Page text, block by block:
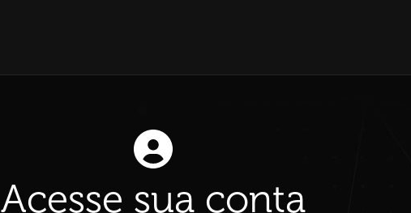
Acesse sua conta